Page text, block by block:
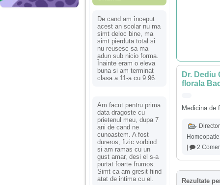
De cand am început
acest an scolar nu ma
simt deloc bine, ma
simt pierduta total si
nu reusesc sa ma
adun sub nicio forma.
Înainte eram o eleva
buna si am terminat
clasa a 11-a cu 9.96.
Am facut pentru prima
data dragoste cu
prietenul meu, dupa 7
ani de cand ne
cunoastem. A fost
dureros, fizic vorbind
si am ramas cu un
gust amar, desi el s-a
purtat foarte frumos.
Simt ca am gresit fiind
atat de intima cu el.
Dr. Dediu
florala
Medicina de
Homeopatie
2
Rezultate